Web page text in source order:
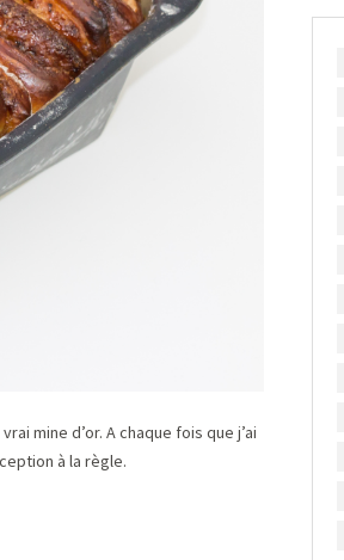
mine d’or. A chaque fois que j’ai
à la règle.